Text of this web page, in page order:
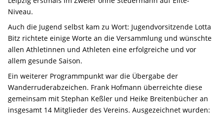
Niveau.
Auch die Jugend selbst kam zu Wort: Jugendvorsitzende Lotta
Bitz richtete einige Worte an die Versammlung und wünschte
allen Athletinnen und Athleten eine erfolgreiche und vor
allem gesunde Saison.
Ein weiterer Programmpunkt war die Übergabe der
Wanderruderabzeichen. Frank Hofmann überreichte diese
gemeinsam mit Stephan Keßler und Heike Breitenbücher an
insgesamt 14 Mitglieder des Vereins. Ausgezeichnet wurden: